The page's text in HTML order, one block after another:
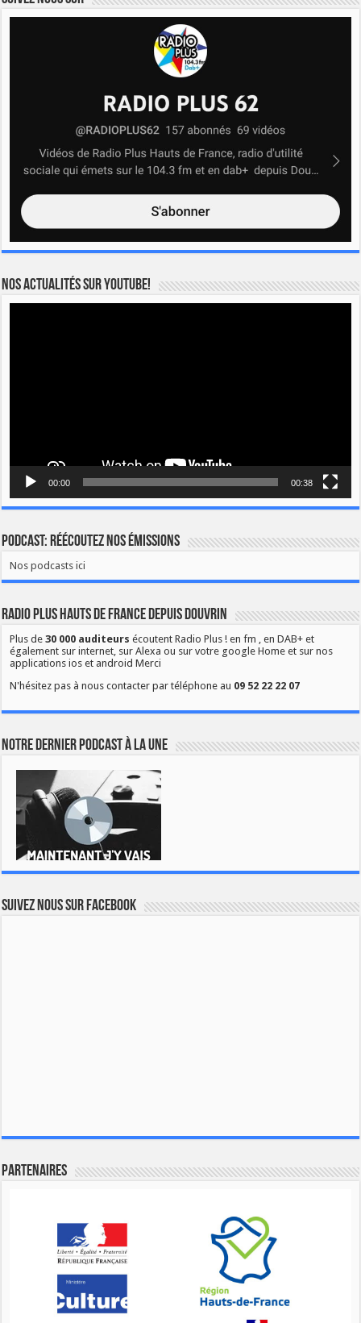
Nos actualités sur YOUTUBE!
00:00 00:38
Podcast: Réécoutez nos émissions
Nos podcasts ici
Radio Plus Hauts de France depuis Douvrin
Plus de30 000 auditeurs écoutent Radio Plus ! en fm , en DAB+ et
également sur internet, sur Alexa ou sur votre google Home et sur nos
applications ios et android Merci
N'hésitez pas à nous contacter par téléphone au 09 52 22 22 07
Notre dernier podcast à la une
Suivez nous sur Facebook
Partenaires